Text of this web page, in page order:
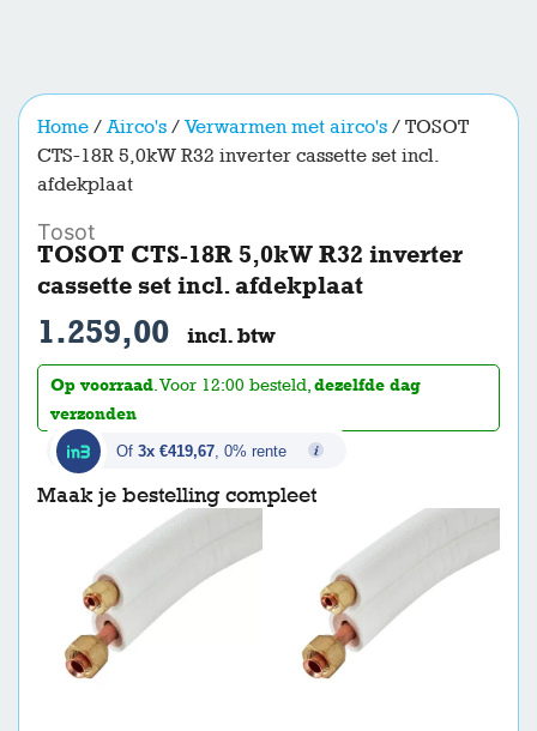
Home /Airco's / Verwarmen met airco's / TOSOT
CTS-18R 5,0kW R32 inverter cassette set incl.
afdekplaat
Tosot
TOSOT CTS-18R 5,0kW R32 inverter
cassette set incl. afdekplaat
1.259,00 incl. btw
Op voorraad. Voor 12:00 besteld,dezelfde dag
verzonden
Of 3x €419,67, 0% rente
Maak je bestelling compleet